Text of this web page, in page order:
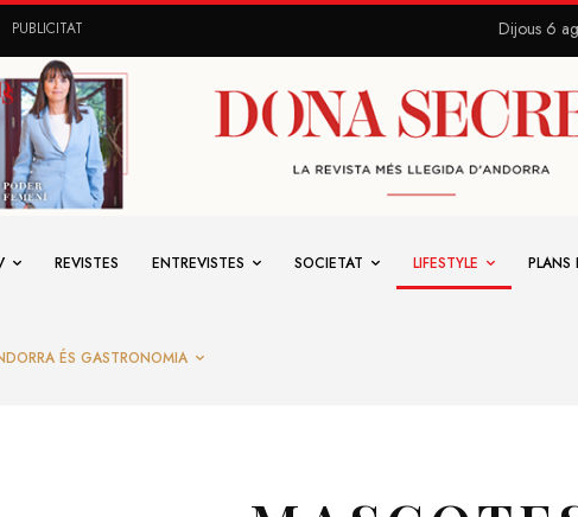
PUBLICITAT Dijous 6
REVISTES ENTREVISTES SOCIETAT LIFESTYLE PLANS
ÉS GASTRONOMIA